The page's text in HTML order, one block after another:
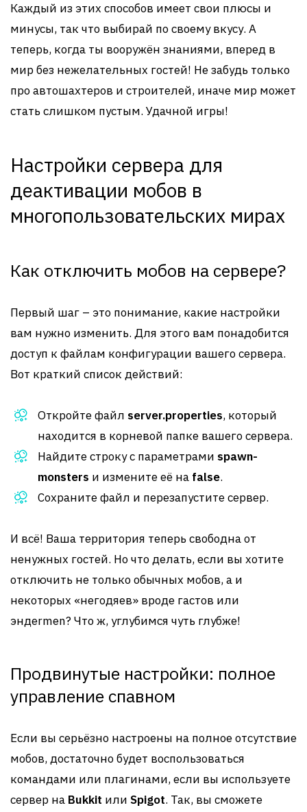
Каждый из этих способов имеет свои плюсы и
минусы, так что выбирай по своему вкусу. А
теперь, когда ты вооружён знаниями, вперед в
мир без нежелательных гостей! Не забудь только
про автошахтеров и строителей, иначе мир может
стать слишком пустым. Удачной игры!
Настройки сервера для
деактивации мобов в
многопользовательских мирах
Как отключить мобов на сервере?
Первый шаг – это понимание, какие настройки
вам нужно изменить. Для этого вам понадобится
доступ к файлам конфигурации вашего сервера.
Вот краткий список действий:
Откройте файл server.properties, который
находится в корневой папке вашего сервера.
Найдите строку с параметрами spawn-
monsters и измените её на false.
Сохраните файл и перезапустите сервер.
И всё! Ваша территория теперь свободна от
ненужных гостей. Но что делать, если вы хотите
отключить не только обычных мобов, а и
некоторых «негодяев» вроде гастов или
эндermen? Что ж, углубимся чуть глубже!
Продвинутые настройки: полное
управление спавном
Если вы серьёзно настроены на полное отсутствие
мобов, достаточно будет воспользоваться
командами или плагинами, если вы используете
сервер на Bukkit или Spigot. Так, вы сможете